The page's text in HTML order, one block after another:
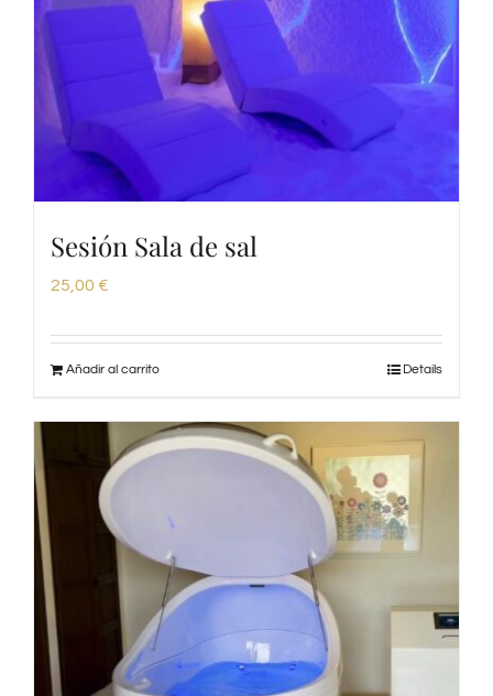
Sesión Sala de sal
25,00 €
Añadir al carrito Details